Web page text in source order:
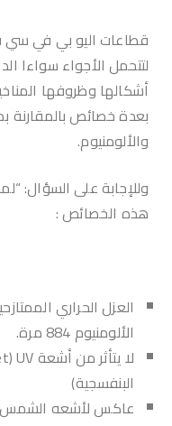
قطاعات اليو بي في
لتتحمل الأجواء سواءا
أشكالها وظروفها
بعدة خصائص بالمقارنة
والألومنيوم.
وللإجابة على السؤال:
هذه الخصائص :
العزل الحراري
الألومنيوم 884 مرة.
البنفسجية)
عاكس لأشعه الشمس